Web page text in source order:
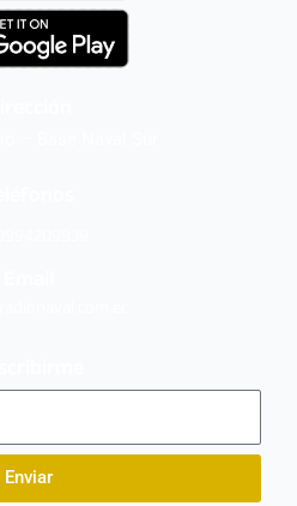
Enviar